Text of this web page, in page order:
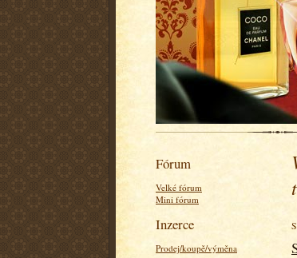
Fórum
Velké fórum
Mini fórum
Inzerce
Prodej/koupě/výměna